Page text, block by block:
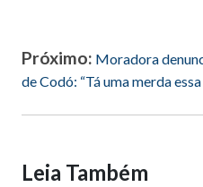
Próximo: Moradora
de Codó: “Tá uma merda essa
Leia Também